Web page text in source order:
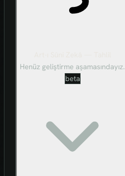
Henüz geliştirme aşamasındayız.
beta